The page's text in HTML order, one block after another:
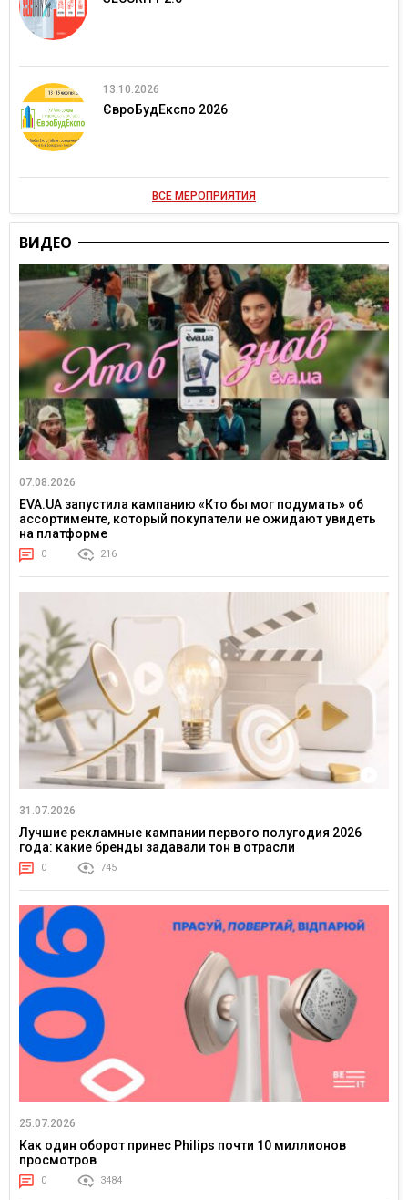
13.10.2026
ЄвроБудЕкспо 2026
ВСЕ МЕРОПРИЯТИЯ
ВИДЕО
07.08.2026
EVA.UA запустила кампанию «Кто бы мог подумать» об
ассортименте, который покупатели не ожидают увидеть
на платформе
0 216
31.07.2026
Лучшие рекламные кампании первого полугодия 2026
года: какие бренды задавали тон в отрасли
0 745
25.07.2026
Как один оборот принес Philips почти 10 миллионов
просмотров
0 3484